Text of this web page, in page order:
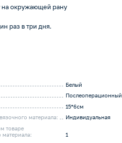
на окружающей рану
раз в три дня.
Белый
Послеоперационный
15*6см
материала:
Индивидуальная
товаре
материала:
1